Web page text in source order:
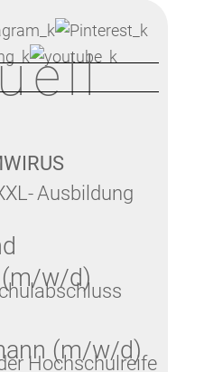
Ausbildung
(m/w/d)
(m/w/d)
Hochschulreife